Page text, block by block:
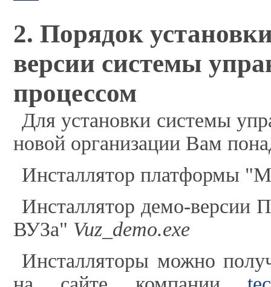
2. Порядок
версии системы
процессом
Для установки системы
новой организации Вам
Инсталлятор платформы
Инсталлятор демо-версии
ВУЗа" Vuz_demo.exe
Инсталляторы можно